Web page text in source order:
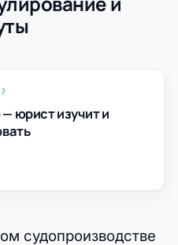
юрист изучит и
судопроизводстве